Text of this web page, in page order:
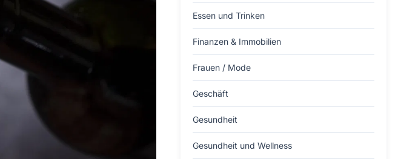
Essen und Trinken
Finanzen & Immobilien
Frauen / Mode
Geschäft
Gesundheit
Gesundheit und Wellness